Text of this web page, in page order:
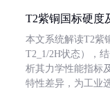
T2紫铜国标硬度
本文系统解读T2紫
T2_1/2H状态），
析其力学性能指标
特性差异，为工业